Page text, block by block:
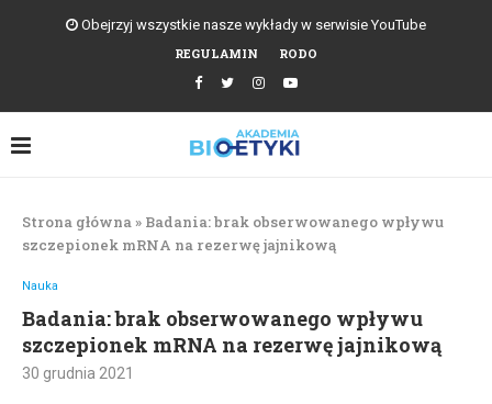
Obejrzyj wszystkie nasze wykłady w serwisie YouTube
REGULAMIN
RODO
Strona główna » Badania: brak obserwowanego wpływu
szczepionek mRNA na rezerwę jajnikową
Nauka
Badania: brak obserwowanego wpływu
szczepionek mRNA na rezerwę jajnikową
30 grudnia 2021